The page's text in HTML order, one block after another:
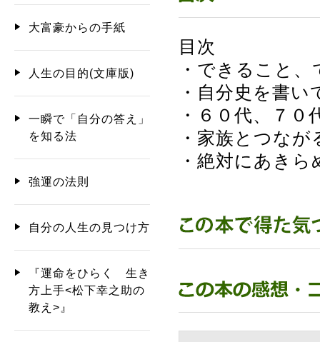
目次
・できること
・自分史を書い
・６０代、７
・家族とつな
・絶対にあき
大富豪からの手紙
人生の目的(文庫版)
一瞬で「自分の答え」
を知る法
強運の法則
自分の人生の見つけ方
『運命をひらく 生き
方上手<松下幸之助の
教え>』